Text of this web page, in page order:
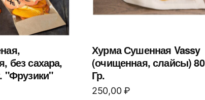
без сахара,
"Фрузики"
Хурма Сушенная Vassy
(очищенная, слайсы) 80
Гр.
250,00₽